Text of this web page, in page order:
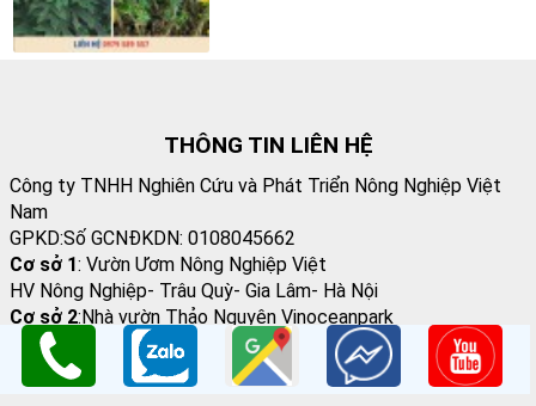
THÔNG TIN LIÊN HỆ
Công ty TNHH Nghiên Cứu và Phát Triển Nông Nghiệp Việt
Nam
GPKD:Số GCNĐKDN: 0108045662
Cơ sở 1: Vườn Ươm Nông Nghiệp Việt
HV Nông Nghiệp- Trâu Quỳ- Gia Lâm- Hà Nội
Cơ sở 2:Nhà vườn Thảo Nguyên Vinoceanpark
ĐC: Đường Lý Thánh Tông, Đa Tốn, Gia Lâm, HN
Email: giongcaynongnghiep@gmail.com